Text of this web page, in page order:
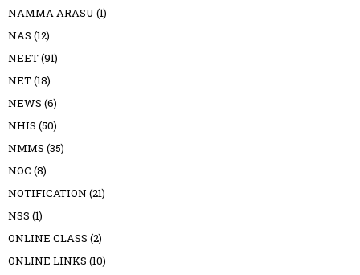
NAMMA ARASU (1)
NAS (12)
NEET(91)
NET(18)
NEWS (6)
NHIS (50)
NMMS (35)
NOC (8)
NOTIFICATION (21)
NSS (1)
ONLINE CLASS (2)
ONLINE LINKS (10)